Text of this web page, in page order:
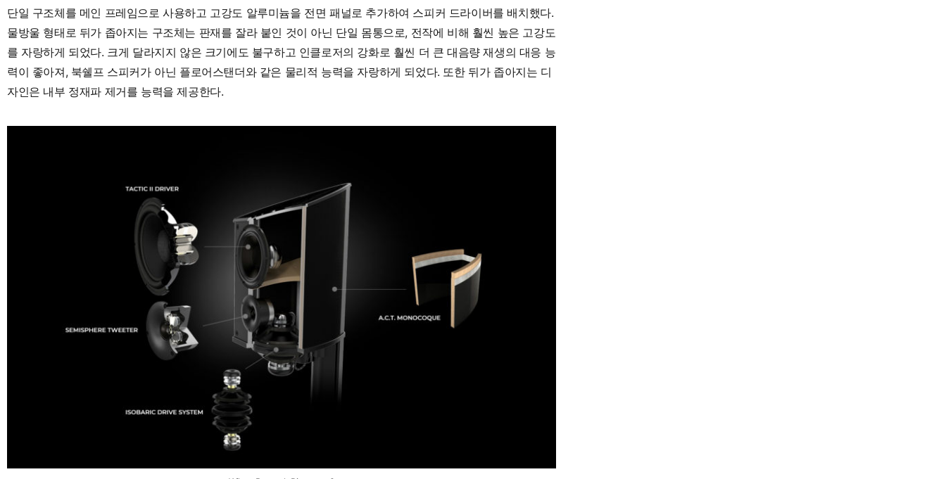
단일 구조체를 메인 프레임으로 사용하고 고강도 알루미늄을 전면 패널로 추가하여 스피커 드라이버를 배치했다.
물방울 형태로 뒤가 좁아지는 구조체는 판재를 잘라 붙인 것이 아닌 단일 몸통으로, 전작에 비해 훨씬 높은 고강도
를 자랑하게 되었다. 크게 달라지지 않은 크기에도 불구하고 인클로저의 강화로 훨씬 더 큰 대음량 재생의 대응 능
력이 좋아져, 북쉘프 스피커가 아닌 플로어스탠더와 같은 물리적 능력을 자랑하게 되었다. 또한 뒤가 좁아지는 디
자인은 내부 정재파 제거를 능력을 제공한다.